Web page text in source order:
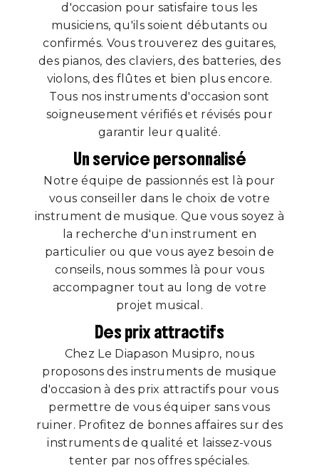
d'occasion pour satisfaire tous les
musiciens, qu'ils soient débutants ou
confirmés. Vous trouverez des guitares,
des pianos, des claviers, des batteries, des
violons, des flûtes et bien plus encore.
Tous nos instruments d'occasion sont
soigneusement vérifiés et révisés pour
garantir leur qualité.
Un service personnalisé
Notre équipe de passionnés est là pour
vous conseiller dans le choix de votre
instrument de musique. Que vous soyez à
la recherche d'un instrument en
particulier ou que vous ayez besoin de
conseils, nous sommes là pour vous
accompagner tout au long de votre
projet musical.
Des prix attractifs
Chez Le Diapason Musipro, nous
proposons des instruments de musique
d'occasion à des prix attractifs pour vous
permettre de vous équiper sans vous
ruiner. Profitez de bonnes affaires sur des
instruments de qualité et laissez-vous
tenter par nos offres spéciales.